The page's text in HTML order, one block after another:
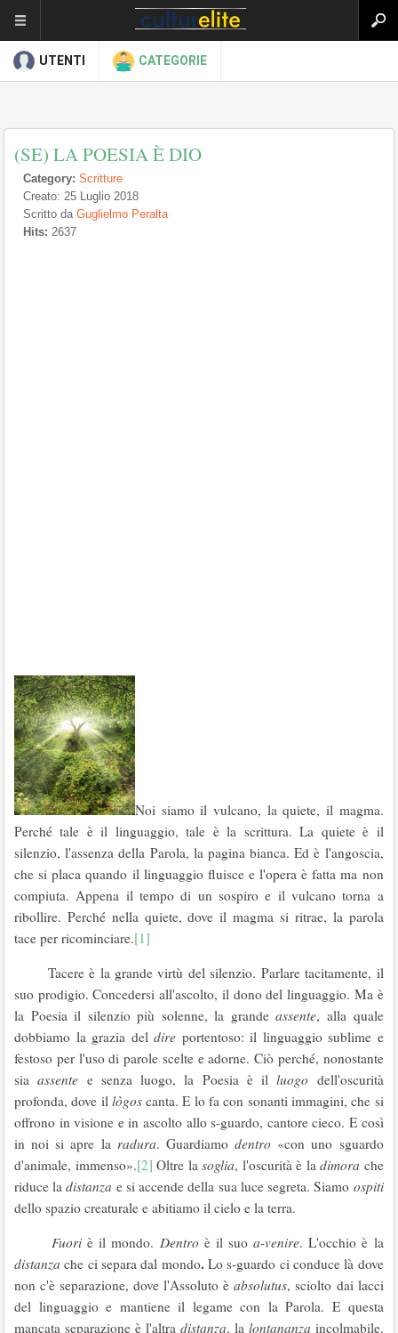
UTENTI CATEGORIE
(SE) LA POESIA È DIO
Category: Scritture
Creato: 25 Luglio 2018
Scritto da Guglielmo Peralta
Hits: 2637
Noi siamo il vulcano, la quiete, il magma.
Perché tale è il linguaggio, tale è la scrittura. La quiete è il
silenzio, l'assenza della Parola, la pagina bianca. Ed è l'angoscia,
che si placa quando il linguaggio fluisce e l'opera è fatta ma non
compiuta. Appena il tempo di un sospiro e il vulcano torna a
ribollire. Perché nella quiete, dove il magma si ritrae, la parola
tace per ricominciare.[1]
Tacere è la grande virtù del silenzio. Parlare tacitamente, il
suo prodigio. Concedersi all'ascolto, il dono del linguaggio. Ma è
la Poesia il silenzio più solenne, la grandeassente, alla quale
dobbiamo la grazia deldire portentoso: il linguaggio sublime e
festoso per l'uso di parole scelte e adorne. Ciò perché, nonostante
siaassente e senza luogo, la Poesia è illuogo dell'oscurità
profonda, dove il lògoscanta. E lo fa con sonanti immagini, che si
offrono in visione e in ascolto allo s-guardo, cantore cieco. E così
in noi si apre la radura. Guardiamodentro «con uno sguardo
d'animale, immenso».[2] Oltre lasoglia, l'oscurità è ladimora che
riduce ladistanza e si accende della sua luce segreta. Siamo ospiti
dello spazio creaturale e abitiamo il cielo e la terra.
Fuoriè il mondo. Dentro è il suoa-venire. L'occhio è la
distanza che ci separa dal mondo. Lo s-guardo ci conduce là dove
non c'è separazione, dove l'Assoluto èabsolutus, sciolto dai lacci
del linguaggio e mantiene il legame con la Parola. E questa
mancata separazione è l'altra distanza, la lontananza incolmabile.